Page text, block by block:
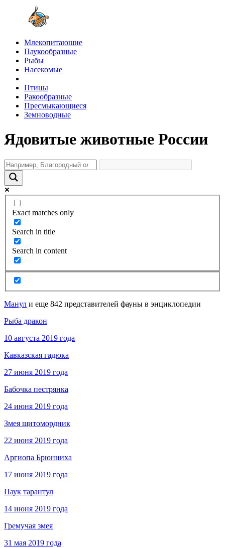
Млекопитающие
Паукообразные
Рыбы
Насекомые
Птицы
Ракообразные
Пресмыкающиеся
Земноводные
Ядовитые животные России
Exact matches only
Search in title
Search in content
Манул и еще 842 представителей фауны в энциклопедии
Рыба дракон
10 августа 2019 года
Кавказская гадюка
27 июня 2019 года
Бабочка пестрянка
24 июня 2019 года
Змея щитомордник
22 июня 2019 года
Аргиопа Брюнниха
17 июня 2019 года
Паук тарантул
14 июня 2019 года
Гремучая змея
31 мая 2019 года